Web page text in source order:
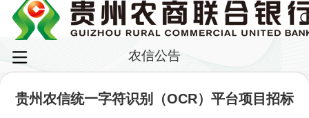
农信公告
贵州农信统一字符识别（OCR）平台项目招标